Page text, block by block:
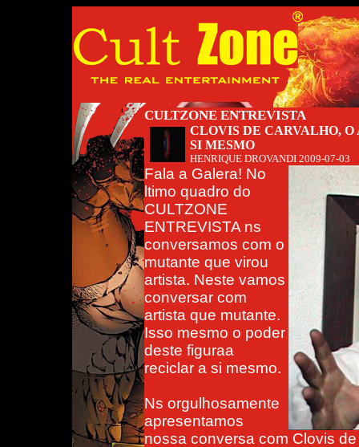
CULTZONE ENTREVISTA
CLOVIS DE CARVALHO,
SI MESMO
HENRIQUE DROVANDI 2009-07-03
Fala a Galera! No
ltimo quadro do
CULTZONE
ENTREVISTA ns
conversamos com o
mutante que virou
artista. Neste vamos
conversar com
artista que mutante.
Isso mesmo o poder
deste figuraa
reciclar a si mesmo.
Ns orgulhosamente
apresentamos
nossa conversa com Clovis